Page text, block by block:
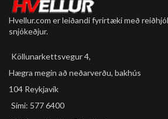
Hvellur.com er leiðandi fyrirtæki með
snjókeðjur.
Köllunarkettsvegur 4,
Hægra megin að neðarverðu, bakhús
104 Reykjavík
Sími: 577 6400